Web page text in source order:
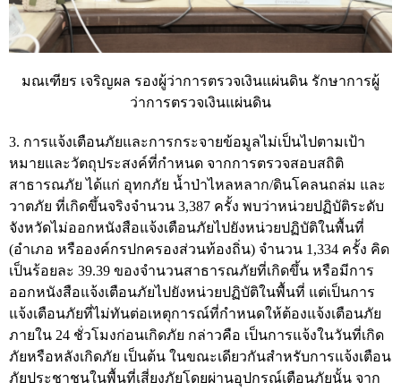
มณเฑียร เจริญผล รองผู้ว่าการตรวจเงินแผ่นดิน รักษาการผู้
ว่าการตรวจเงินแผ่นดิน
3. การแจ้งเตือนภัยและการกระจายข้อมูลไม่เป็นไปตามเป้า
หมายและวัตถุประสงค์ที่กำหนด จากการตรวจสอบสถิติ
สาธารณภัย ได้แก่ อุทกภัย น้ำป่าไหลหลาก/ดินโคลนถล่ม และ
วาตภัย ที่เกิดขึ้นจริงจำนวน 3,387 ครั้ง พบว่าหน่วยปฏิบัติระดับ
จังหวัดไม่ออกหนังสือแจ้งเตือนภัยไปยังหน่วยปฏิบัติในพื้นที่
(อำเภอ หรือองค์กรปกครองส่วนท้องถิ่น) จำนวน 1,334 ครั้ง คิด
เป็นร้อยละ 39.39 ของจำนวนสาธารณภัยที่เกิดขึ้น หรือมีการ
ออกหนังสือแจ้งเตือนภัยไปยังหน่วยปฏิบัติในพื้นที่ แต่เป็นการ
แจ้งเตือนภัยที่ไม่ทันต่อเหตุการณ์ที่กำหนดให้ต้องแจ้งเตือนภัย
ภายใน 24 ชั่วโมงก่อนเกิดภัย กล่าวคือ เป็นการแจ้งในวันที่เกิด
ภัยหรือหลังเกิดภัย เป็นต้น ในขณะเดียวกันสำหรับการแจ้งเตือน
ภัยประชาชนในพื้นที่เสี่ยงภัยโดยผ่านอุปกรณ์เตือนภัยนั้น จาก